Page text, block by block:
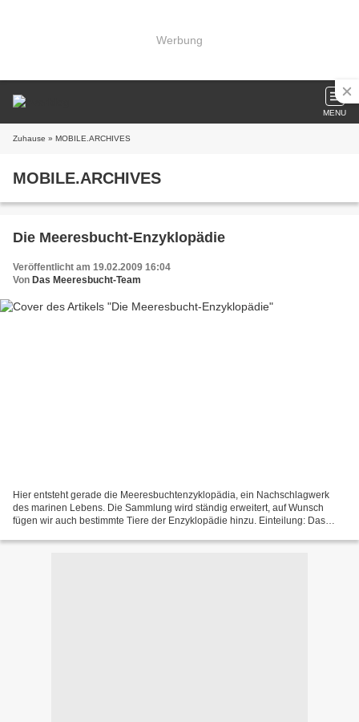
Werbung
MENU
Zuhause » MOBILE.ARCHIVES
MOBILE.ARCHIVES
Die Meeresbucht-Enzyklopädie
Veröffentlicht am 19.02.2009 16:04
Von Das Meeresbucht-Team
Hier entsteht gerade die Meeresbuchtenzyklopädia, ein Nachschlagwerk
des marinen Lebens. Die Sammlung wird ständig erweitert, auf Wunsch
fügen wir auch bestimmte Tiere der Enzyklopädie hinzu. Einteilung: Das